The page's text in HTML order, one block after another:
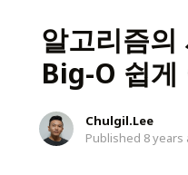
알고리즘의
Big-O 쉽게
Chulgil.Lee
Published 8 years